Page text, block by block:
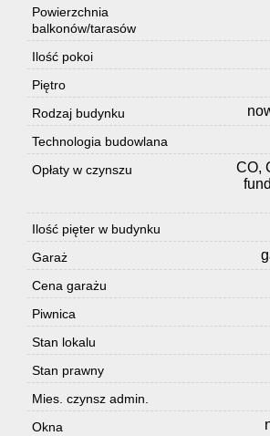
Powierzchnia
balkonów/tarasów
Ilość pokoi
Piętro
Rodzaj budynku
Technologia budowlana
Opłaty w czynszu
CO,
Ilość pięter w budynku
Garaż
Cena garażu
Piwnica
Stan lokalu
Stan prawny
Mies. czynsz admin.
Okna